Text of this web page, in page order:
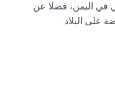
في اليمن، فضلا عن
على البلاد.